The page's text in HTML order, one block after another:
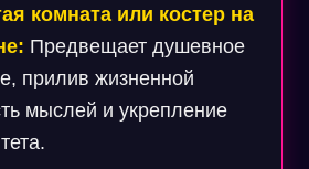
комната или костер на
Предвещает душевное
прилив жизненной
мыслей и укрепление